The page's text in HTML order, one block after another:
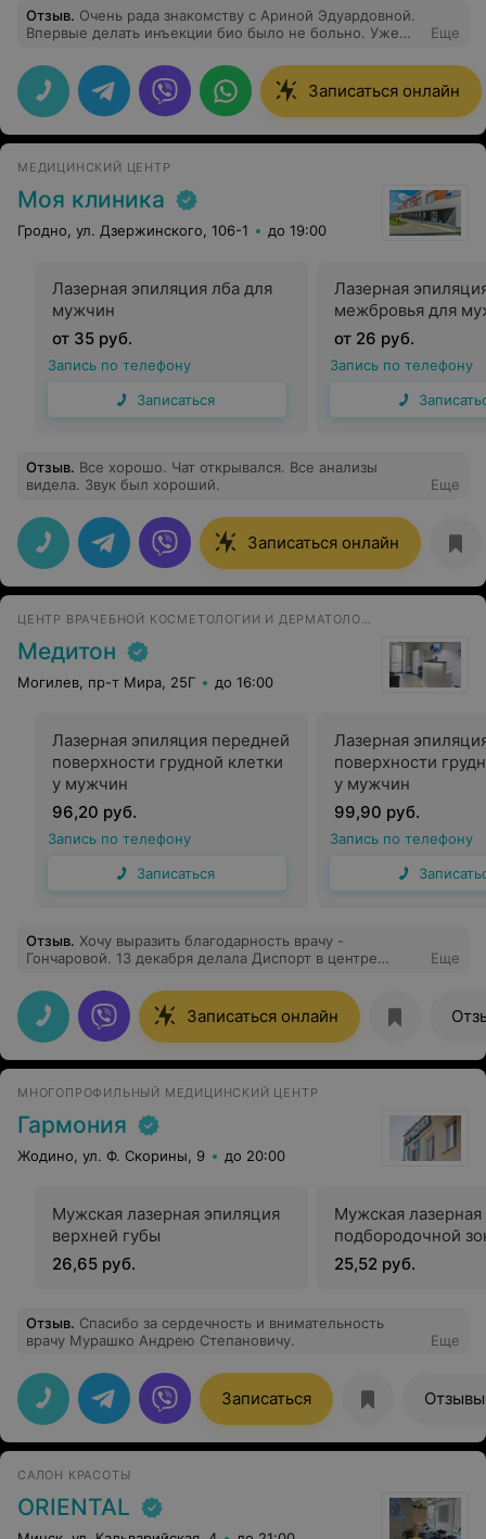
Отзыв. Очень рада знакомству с Ариной Эдуардовной.
Впервые делать инъекции био было не больно. Уже
восторг от салона! Очень приятно находиться, все для
нас, девочек!
Еще
Записаться онлайн
МЕДИЦИНСКИЙ ЦЕНТР
Моя клиника
Гродно, ул. Дзержинского, 106-1 до 19:00
Лазерная эпиляция лба для
мужчин
от 35 руб.
Запись по телефону
Записаться
Лазерная
межбровья для
от 26 руб.
Запись по телефону
Отзыв. Все хорошо. Чат открывался. Все анализы
видела. Звук был хороший.
Еще
Записаться онлайн
ЦЕНТР ВРАЧЕБНОЙ КОСМЕТОЛОГИИ И ДЕРМАТОЛОГИИ
Медитон
Могилев, пр-т Мира, 25Г до 16:00
Лазерная эпиляция передней
поверхности грудной клетки
у мужчин
96,20 руб.
Запись по телефону
Записаться
Лазерная
поверхности
у мужчин
99,90 руб.
Запись по телефону
Отзыв. Хочу выразить благодарность врачу -
Гончаровой. 13 декабря делала Диспорт в центре
сказали на работе, помолодела здорово.
Внимательный и профессиональный врач. Всем
рекомендую!
Еще
Записаться онлайн
МНОГОПРОФИЛЬНЫЙ МЕДИЦИНСКИЙ ЦЕНТР
Гармония
Жодино, ул. Ф. Скорины, 9 до 20:00
Мужская лазерная эпиляция
верхней губы
26,65 руб.
Мужская
подбородочной
25,52 руб.
Отзыв. Cпасибо за сердечность и внимательность
врачу Мурашко Андрею Степановичу.
Еще
Записаться Отзывы
САЛОН КРАСОТЫ
ORIENTAL